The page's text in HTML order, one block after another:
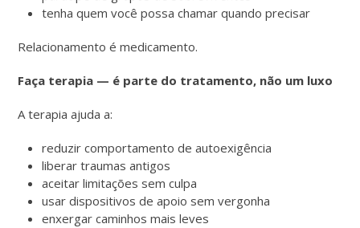
tenha quem você possa chamar quando precisar
Relacionamento é medicamento.
Faça terapia — é parte do tratamento, não um luxo
A terapia ajuda a:
reduzir comportamento de autoexigência
liberar traumas antigos
aceitar limitações sem culpa
usar dispositivos de apoio sem vergonha
enxergar caminhos mais leves